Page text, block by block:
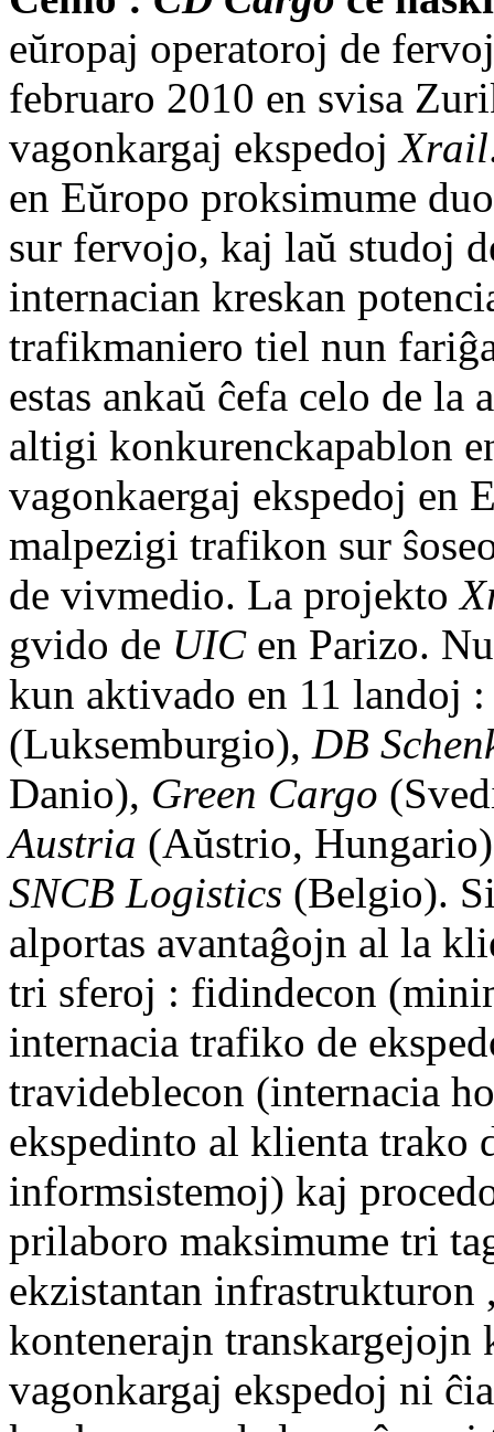
eŭropaj operatoroj de
februaro 2010 en svisa
vagonkargaj ekspedojXrail
en Eŭropo proksimume
sur fervojo, kaj laŭ studoj
internacian kreskan
trafikmaniero tiel nun
estas ankaŭ ĉefa celo de la
altigi konkurenckapablon
vagonkaergaj ekspedoj en
malpezigi trafikon sur
de vivmedio. La projekto
gvido de UICen Parizo.
kun aktivado en 11 landoj
(Luksemburgio), DB
Danio), Green Cargo
Austria (Aŭstrio,
SNCB Logistics (Belgio).
alportas avantaĝojn al la
tri sferoj : fidindecon
internacia trafiko de
travideblecon (internacia
ekspedinto al klienta trako
informsistemoj) kaj
prilaboro maksimume tri
ekzistantan
kontenerajn
vagonkargaj ekspedoj ni